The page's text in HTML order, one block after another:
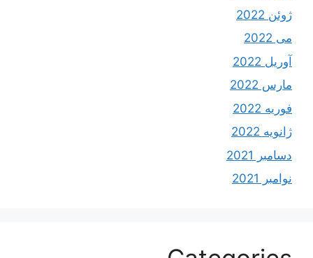
ژوئن 2022
می 2022
آوریل 2022
مارس 2022
فوریه 2022
ژانویه 2022
دسامبر 2021
نوامبر 2021